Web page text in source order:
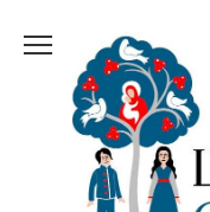
содержанию